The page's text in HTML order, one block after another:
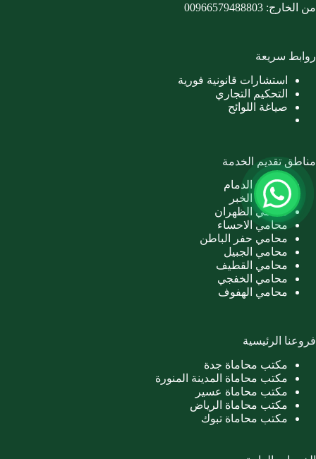
من الخارج: 00966579488803
روابط سريعة
استشارات قانونية فورية
التحكيم التجاري
صياغة اللوائح
مناطق تقديم الخدمة
محامي الدمام
محامي الخبر
محامي الظهران
محامي الاحساء
محامي حفر الباطن
محامي الجبيل
محامي القطيف
محامي الخفجي
محامي الهفوف
فروعنا الرئيسية
مكتب محاماة جدة
مكتب محاماة المدينة المنورة
مكتب محاماة عسير
مكتب محاماة الرياض
مكتب محاماة تبوك